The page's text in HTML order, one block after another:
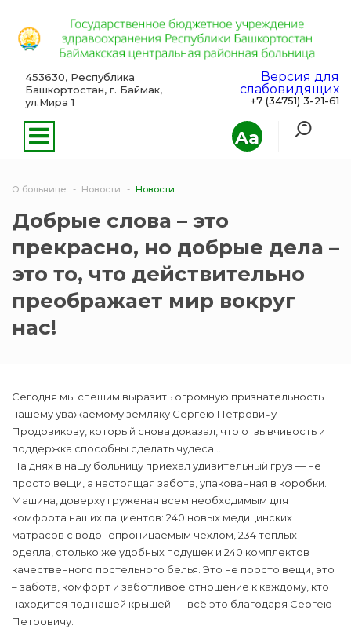
Aa
453630, Республика
Башкортостан, г. Баймак,
ул.Мира 1
Версия для
слабовидящих
+7 (34751) 3-21-61
О больнице Новости Новости
Добрые слова – это
прекрасно, но добрые дела –
это то, что действительно
преображает мир вокруг
нас!
Сегодня мы спешим выразить огромную признательность
нашему уважаемому земляку Сергею Петровичу
Продовикову, который снова доказал, что отзывчивость и
поддержка способны сделать чудеса…
На днях в нашу больницу приехал удивительный груз — не
просто вещи, а настоящая забота, упакованная в коробки.
Машина, доверху груженая всем необходимым для
комфорта наших пациентов: 240 новых медицинских
матрасов с водонепроницаемым чехлом, 234 теплых
одеяла, столько же удобных подушек и 240 комплектов
качественного постельного белья. Это не просто вещи, это
– забота, комфорт и заботливое отношение к каждому, кто
находится под нашей крышей - – всё это благодаря Сергею
Петровичу.